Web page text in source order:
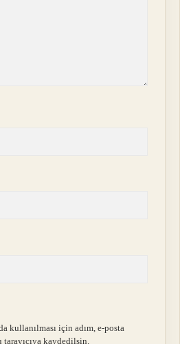
kullanılması için adım, e-posta
tarayıcıya kaydedilsin.